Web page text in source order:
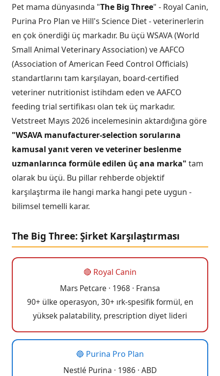
Pet mama dünyasında "The Big Three" - Royal Canin,
Purina Pro Plan ve Hill's Science Diet - veterinerlerin
en çok önerdiği üç markadır. Bu üçü WSAVA (World
Small Animal Veterinary Association) ve AAFCO
(Association of American Feed Control Officials)
standartlarını tam karşılayan, board-certified
veteriner nutritionist istihdam eden ve AAFCO
feeding trial sertifikası olan tek üç markadır.
Vetstreet Mayıs 2026 incelemesinin aktardığına göre
"WSAVA manufacturer-selection sorularına
kamusal yanıt veren ve veteriner beslenme
uzmanlarınca formüle edilen üç ana marka" tam
olarak bu üçü. Bu pillar rehberde objektif
karşılaştırma ile hangi marka hangi pete uygun -
bilimsel temelli karar.
The Big Three: Şirket Karşılaştırması
🔴 Royal Canin
Mars Petcare · 1968 · Fransa
90+ ülke operasyon, 30+ ırk-spesifik formül, en
yüksek palatability, prescription diyet lideri
🔵 Purina Pro Plan
Nestlé Purina · 1986 · ABD